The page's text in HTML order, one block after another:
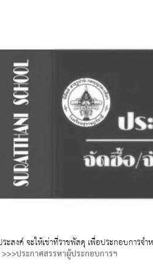
ะสงค์ จะให้เช่าที่ราชพัสดุ เพื่อประกอบการจ
ประกาศสรรหาผู้ประกอบการฯ